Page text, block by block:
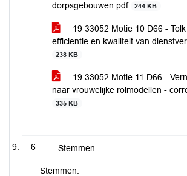
dorpsgebouwen.pdf
244 KB
19 33052 Motie 10 D66 -
efficientie en kwaliteit van
238 KB
19 33052 Motie 11 D66 -
naar vrouwelijke rolmodellen -
335 KB
6 Stemmen
Stemmen: